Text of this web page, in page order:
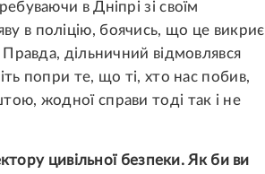
в Дніпрі зі своїм
в поліцію, боячись, що це викриє
Правда, дільничний відмовлявся
попри те, що ті, хто нас побив,
жодної справи тоді так і не
цивільної безпеки. Як би ви